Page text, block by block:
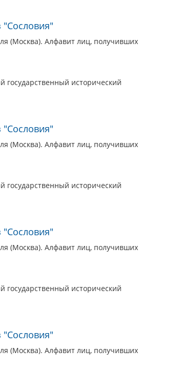
(Москва). Алфавит лиц, получивших
государственный исторический
(Москва). Алфавит лиц, получивших
государственный исторический
(Москва). Алфавит лиц, получивших
государственный исторический
(Москва). Алфавит лиц, получивших